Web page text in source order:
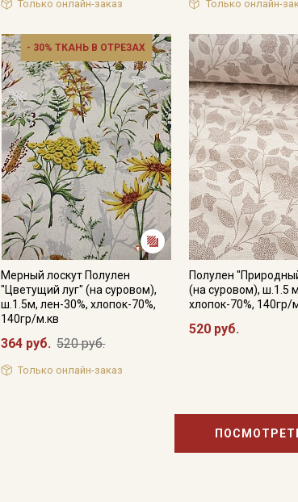
Только онлайн-заказ Только онлайн-
- 30% ТКАНЬ В ОТРЕЗАХ
Мерный лоскут Полулен
"Цветущий луг" (на суровом),
ш.1.5м, лен-30%, хлопок-70%,
140гр/м.кв
364 руб. 520 руб.
Только онлайн-заказ
Полулен
(на суровом), ш.1.5
хлопок-70%, 140гр/
520 руб.
Секретная
Мы публикуем здесь
промокоды и скидки
категории
Электронная почта
Ознакомлен(а) сПолитикой
данных
и даю
Согласие на
данных
Согласие на получение